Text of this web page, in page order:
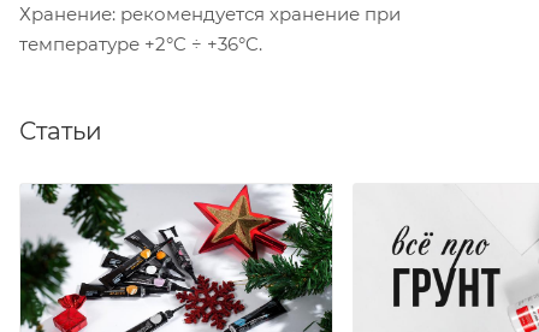
Хранение: рекомендуется хранение при
температуре +2°C ÷ +36°C.
Статьи